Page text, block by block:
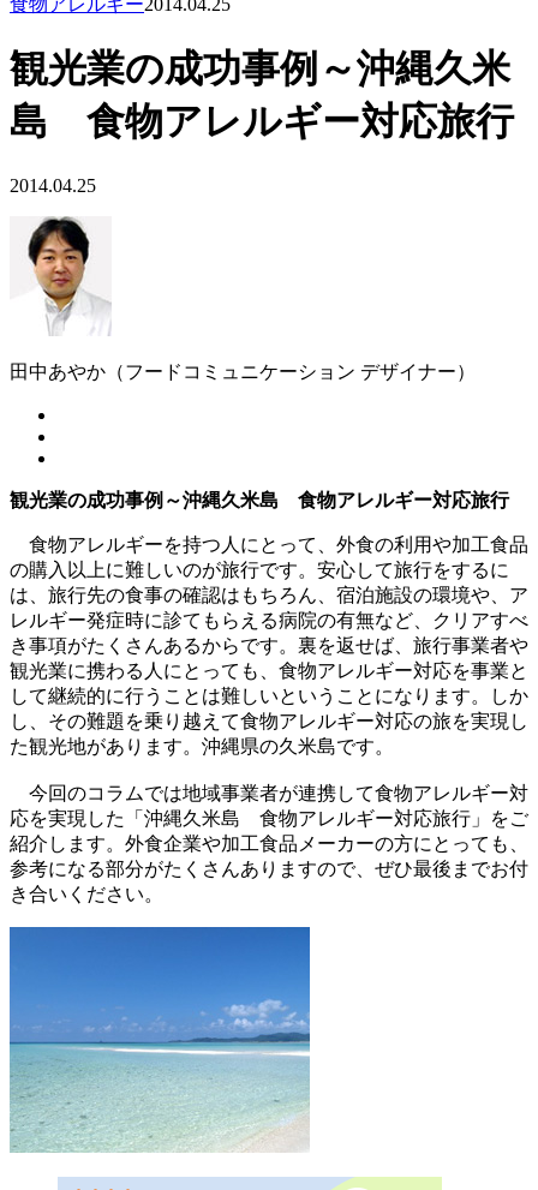
観光業の成功事例～沖縄久米
島 食物アレルギー対応旅行
2014.04.25
田中あやか（フードコミュニケーション デザイナー）
観光業の成功事例～沖縄久米島 食物アレルギー対応旅行
食物アレルギーを持つ人にとって、外食の利用や加工食品
の購入以上に難しいのが旅行です。安心して旅行をするに
は、旅行先の食事の確認はもちろん、宿泊施設の環境や、ア
レルギー発症時に診てもらえる病院の有無など、クリアすべ
き事項がたくさんあるからです。裏を返せば、旅行事業者や
観光業に携わる人にとっても、食物アレルギー対応を事業と
して継続的に行うことは難しいということになります。しか
し、その難題を乗り越えて食物アレルギー対応の旅を実現し
た観光地があります。沖縄県の久米島です。
今回のコラムでは地域事業者が連携して食物アレルギー対
応を実現した「沖縄久米島 食物アレルギー対応旅行」をご
紹介します。外食企業や加工食品メーカーの方にとっても、
参考になる部分がたくさんありますので、ぜひ最後までお付
き合いください。